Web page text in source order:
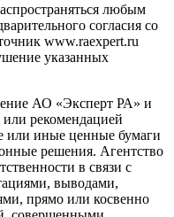
любым
согласия со
www.raexpert.ru
указанных
АО «Эксперт РА» и
рекомендацией
или иные ценные бумаги
решения. Агентство
в связи с
выводами,
прямо или косвенно